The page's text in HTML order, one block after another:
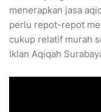
menerapkan jasa
perlu repot-repot
cukup relatif murah
Iklan Aqiqah